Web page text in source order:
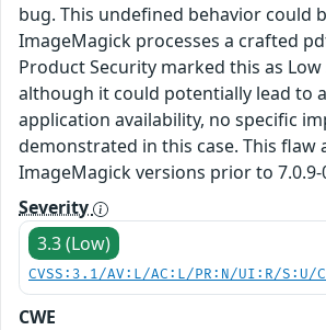
bug. This undefined behavior could
ImageMagick processes a crafted
Product Security marked this as
although it could potentially lead to
application availability, no specific
demonstrated in this case. This flaw
ImageMagick versions prior to 7.0.9-
Severity
3.3 (Low)
CVSS:3.1/AV:L/AC:L/PR:N/UI:R/
CWE